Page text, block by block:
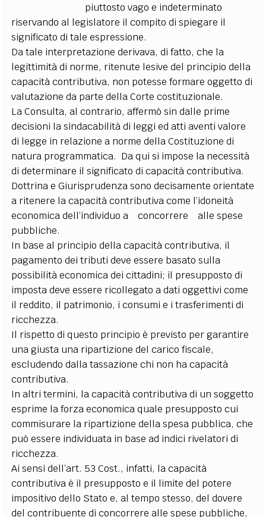
piuttosto vago e indeterminato
riservando al legislatore il compito di spiegare il
significato di taleespressione.
Da tale interpretazione derivava, di fatto, che la
legittimità di norme, ritenute lesive del principio della
capacità contributiva, non potesse formare oggetto di
valutazione da parte della Cortecostituzionale.
La Consulta, al contrario, affermò sin dalle prime
decisioni la sindacabilità di leggi ed atti aventi valore
di legge in relazione a norme della Costituzione di
natura programmatica. Da qui si impose la necessità
di determinare il significato di capacità contributiva.
Dottrina e Giurisprudenza sono decisamente orientate
a ritenere la capacità contributiva come l’idoneità
economica dell’individuo a concorrere alle spese
pubbliche.
In base al principio della capacità contributiva, il
pagamento dei tributi deve essere basato sulla
possibilità economica dei cittadini; il presupposto di
imposta deve essere ricollegato a dati oggettivi come
il reddito, il patrimonio, i consumi e i trasferimenti di
ricchezza.
Il rispetto di questo principio è previsto per garantire
una giusta una ripartizione del carico fiscale,
escludendo dalla tassazione chi non ha capacità
contributiva.
In altri termini, la capacità contributiva di un soggetto
esprime la forza economica quale presupposto cui
commisurare la ripartizione della spesa pubblica, che
può essere individuata in base ad indici rivelatori di
ricchezza.
Ai sensi dell’art. 53 Cost., infatti, la capacità
contributiva è il presupposto e il limite del potere
impositivo dello Stato e, al tempo stesso, del dovere
del contribuente di concorrere alle spese pubbliche,